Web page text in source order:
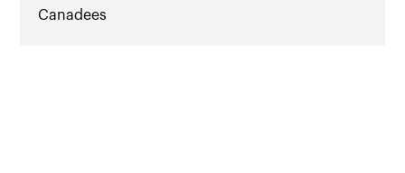
Canadees